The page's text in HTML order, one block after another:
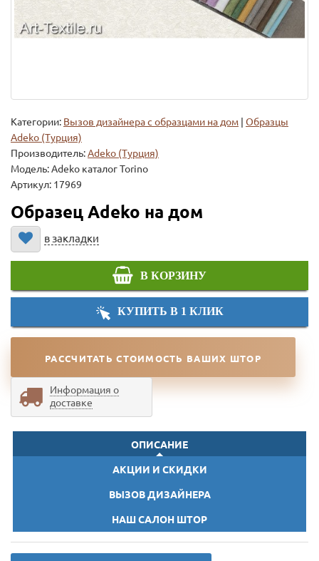
Категории: Вызов дизайнера с образцами на дом
Образцы
Adeko (Турция)
Производитель:Adeko (Турция)
Модель:Adeko каталог Torino
Артикул: 17969
Образец Adeko на дом
в закладки
В КОРЗИНУ
КУПИТЬ В 1 КЛИК
РАССЧИТАТЬ СТОИМОСТЬ ВАШИХ ШТОР
Информация о
доставке
ОПИСАНИЕ
АКЦИИ И СКИДКИ
ВЫЗОВ ДИЗАЙНЕРА
НАШ САЛОН ШТОР